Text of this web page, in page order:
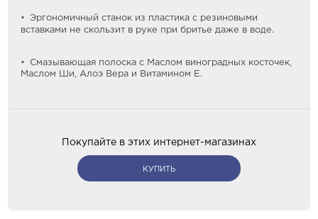
Эргономичный станок из пластика с резиновыми
вставками не скользит в руке при бритье даже в воде.
Смазывающая полоска с Маслом виноградных косточек,
Маслом Ши, Алоэ Вера и Витамином Е.
Покупайте в этих интернет-магазинах
КУПИТЬ